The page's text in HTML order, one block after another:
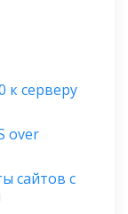
к серверу
over
сайтов с